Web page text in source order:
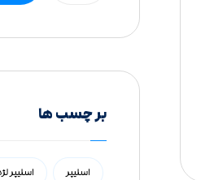
بر چسب ها
اسلیپر اسلیپر